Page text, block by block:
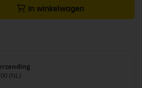
In winkelwagen
(NL)